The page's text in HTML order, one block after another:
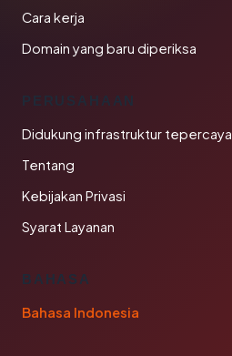
Cara kerja
Domain yang baru diperiksa
PERUSAHAAN
Didukung infrastruktur tepercaya
Tentang
Kebijakan Privasi
Syarat Layanan
BAHASA
Bahasa Indonesia